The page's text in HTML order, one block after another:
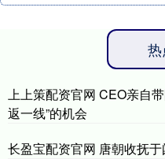
上上策配资官网 CEO亲自
返一线”的机会
长盈宝配资官网 唐朝收抚